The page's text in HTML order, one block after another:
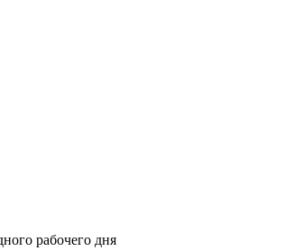
рабочего дня